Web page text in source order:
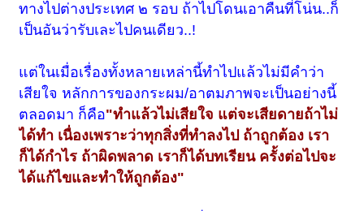
ทางไปต่างประเทศ ๒ รอบ ถ้าไปโดนเอาคืนที่โน่น..ก็
เป็นอันว่ารับเละไปคนเดียว..!
แต่ในเมื่อเรื่องทั้งหลายเหล่านี้ทำไปแล้วไม่มีคำว่า
เสียใจ หลักการของกระผม/อาตมภาพจะเป็นอย่างนี้
ตลอดมา ก็คือ"ทำแล้วไม่เสียใจ แต่จะเสียดายถ้าไม่
ได้ทำ เนื่องเพราะว่าทุกสิ่งที่ทำลงไป ถ้าถูกต้อง เรา
ก็ได้กำไร ถ้าผิดพลาด เราก็ได้บทเรียน ครั้งต่อไปจะ
ได้แก้ไขและทำให้ถูกต้อง"